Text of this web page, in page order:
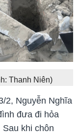
Thanh Niên)
2, Nguyễn Nghĩa
đưa đi hỏa
khi chôn